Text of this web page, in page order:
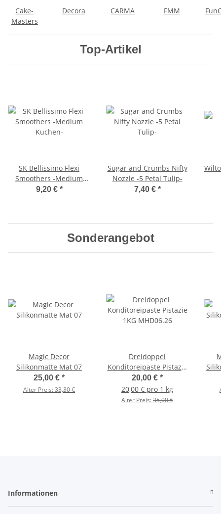
Cake-
Masters
Decora CARMA FMM
Top-Artikel
SK Bellissimo Flexi
Smoothers -Medium
Kuchen-
9,20 € *
Sugar and Crumbs Nifty
Nozzle -5 Petal Tulip-
7,40 € *
Sonderangebot
Magic Decor
Silikonmatte Mat 07
25,00 € *
Alter Preis:33,30 €
Dreidoppel
Konditoreipaste Pistazie
1KG MHD06.26
20,00 € *
20,00 € pro 1 kg
Alter Preis:35,00 €
Informationen